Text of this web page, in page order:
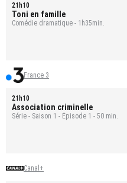
21h10
Toni en famille
Comédie dramatique - 1h35min.
France 3
21h10
Association criminelle
Série - Saison 1 - Épisode 1 - 50 min.
Canal+